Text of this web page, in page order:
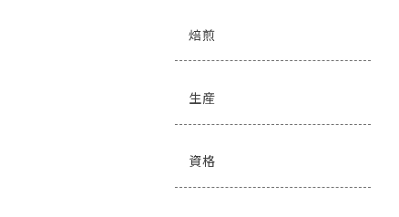
焙煎
生産
資格